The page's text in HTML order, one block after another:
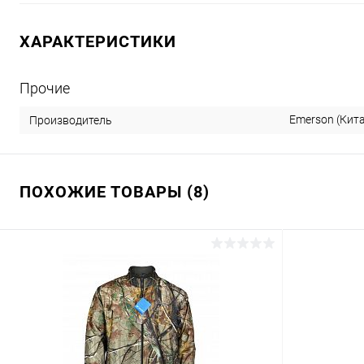
ХАРАКТЕРИСТИКИ
Прочие
Производитель Emerson
ПОХОЖИЕ ТОВАРЫ (8)